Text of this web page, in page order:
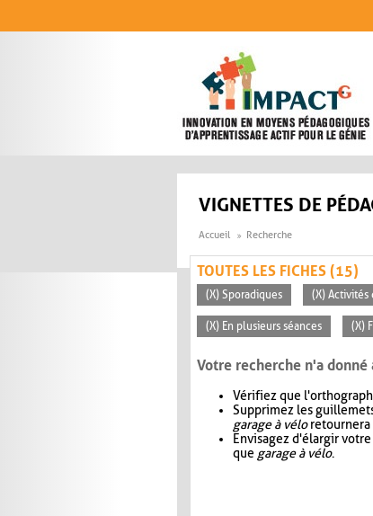
VIGNETTES DE
Accueil Recherche
TOUTES LES FICHES (15)
(X) Sporadiques (X)
(X) En plusieurs séances (X)
Votre recherche n'a
Vérifiez que
Supprimez les
garage à véloretournera
Envisagez d'élargir
que garage à vélo.